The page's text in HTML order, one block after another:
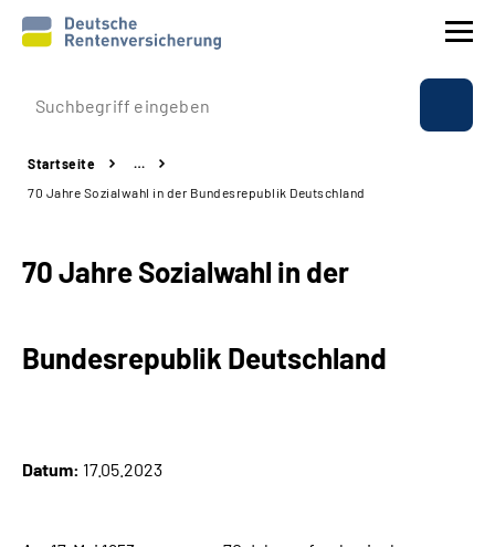
Prävention
Reha
Experten
Startseite
…
70 Jahre Sozialwahl in der Bundesrepublik Deutschland
70 Jahre Sozialwahl in der
Bundesrepublik Deutschland
Datum: 17.05.2023